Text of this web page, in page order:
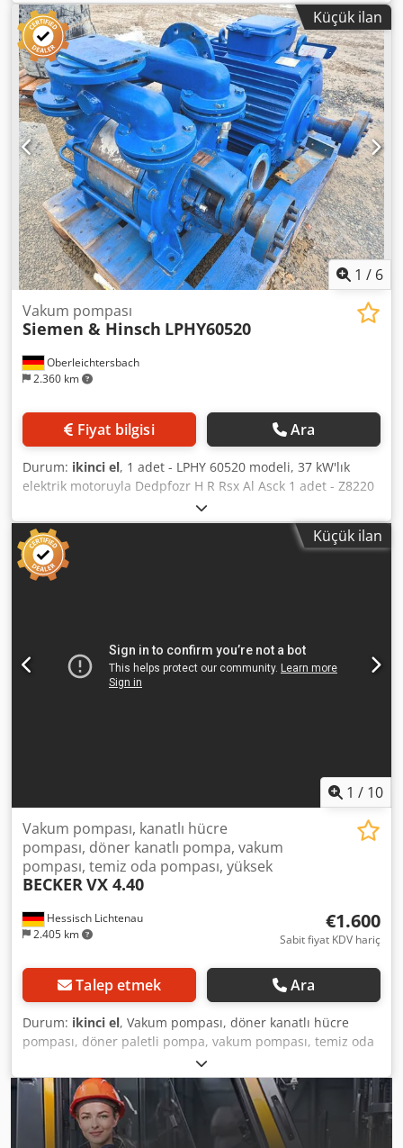
Küçük ilan
1 / 6
Oberleichtersbach
2.360 km
Vakum pompası
Siemen & Hinsch LPHY60520
Fiyat bilgisi Ara
Durum: ikinci el, 1 adet - LPHY 60520 modeli, 37 kW'lık
elektrik motoruyla Dedpfozr H R Rsx Al Asck 1 adet - Z8220
Küçük ilan
1 / 10
Hessisch Lichtenau
2.405 km
Vakum pompası, kanatlı hücre
pompası, döner kanatlı pompa, vakum
pompası, temiz oda pompası, yüksek
BECKERVX 4.40
€1.600
Sabit fiyat KDV hariç
Talep etmek Ara
Durum: ikinci el, Vakum pompası, döner kanatlı hücre
pompası, döner paletli pompa, vakum pompası, temiz oda
pompası, BECKER VX 4.40 modeli. Yüksek Vakum Pompası
Seri No: 2583674, İmalat Yılı: 2011 Debi: 40 m³/saat Emiş
Basıncı: -0,8 bar (Test sırasında ölçüldü) Emiş Basıncı: -0,9
bar (Fabrika verisi) Emiş Bağlantısı: G 3/4" Motor Hızı: 1420
dev/dak Motor Gücü: 1,25 kW Şebeke Bağlantısı: 400 Volt,